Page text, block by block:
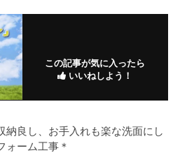
この記事が気に入ったら
いいねしよう！
納良し、お手入れも楽な洗面にし
ォーム工事＊